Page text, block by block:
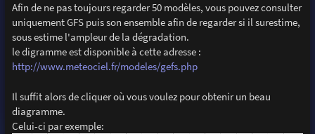
Afin de ne pas toujours regarder 50 modèles, vous pouvez consulter
uniquement GFS puis son ensemble afin de regarder si il surestime,
sous estime l'ampleur de la dégradation.
le digramme est disponible à cette adresse :
http://www.meteociel.fr/modeles/gefs.php
Il suffit alors de cliquer où vous voulez pour obtenir un beau
diagramme.
Celui-ci par exemple: